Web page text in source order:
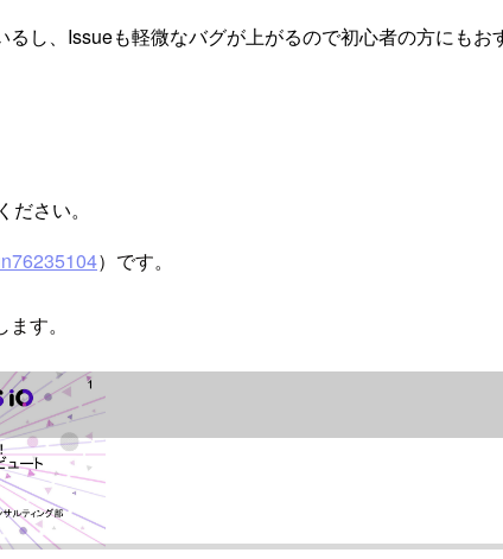
し、Issueも軽微なバグが上がるので初心者の方にもお
さい。
）です。
す。